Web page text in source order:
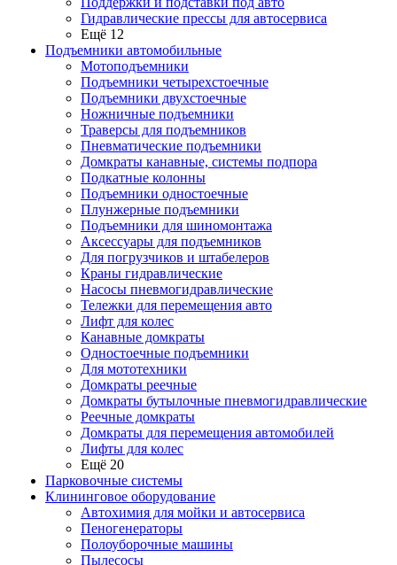
Гидравлические прессы для автосервиса
Ещё 12
Подъемники автомобильные
Мотоподъемники
Подъемники четырехстоечные
Подъемники двухстоечные
Ножничные подъемники
Траверсы для подъемников
Пневматические подъемники
Домкраты канавные, системы подпора
Подкатные колонны
Подъемники одностоечные
Плунжерные подъемники
Подъемники для шиномонтажа
Аксессуары для подъемников
Для погрузчиков и штабелеров
Краны гидравлические
Насосы пневмогидравлические
Тележки для перемещения авто
Лифт для колес
Канавные домкраты
Одностоечные подъемники
Для мототехники
Домкраты реечные
Домкраты бутылочные пневмогидравлические
Реечные домкраты
Домкраты для перемещения автомобилей
Лифты для колес
Ещё 20
Парковочные системы
Клининговое оборудование
Автохимия для мойки и автосервиса
Пеногенераторы
Полоуборочные машины
Пылесосы